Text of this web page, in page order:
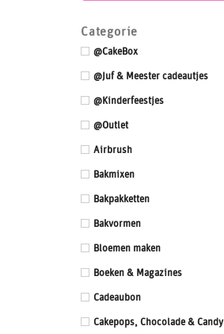
Categorie
@CakeBox
@Juf & Meester cadeautjes
@Kinderfeestjes
@Outlet
Airbrush
Bakmixen
Bakpakketten
Bakvormen
Bloemen maken
Boeken & Magazines
Cadeaubon
Cakepops, Chocolade & Candy